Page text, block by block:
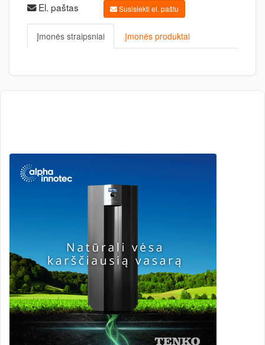
El. paštas
Susisiekti el. paštu
Įmonės straipsniai Įmonės produktai